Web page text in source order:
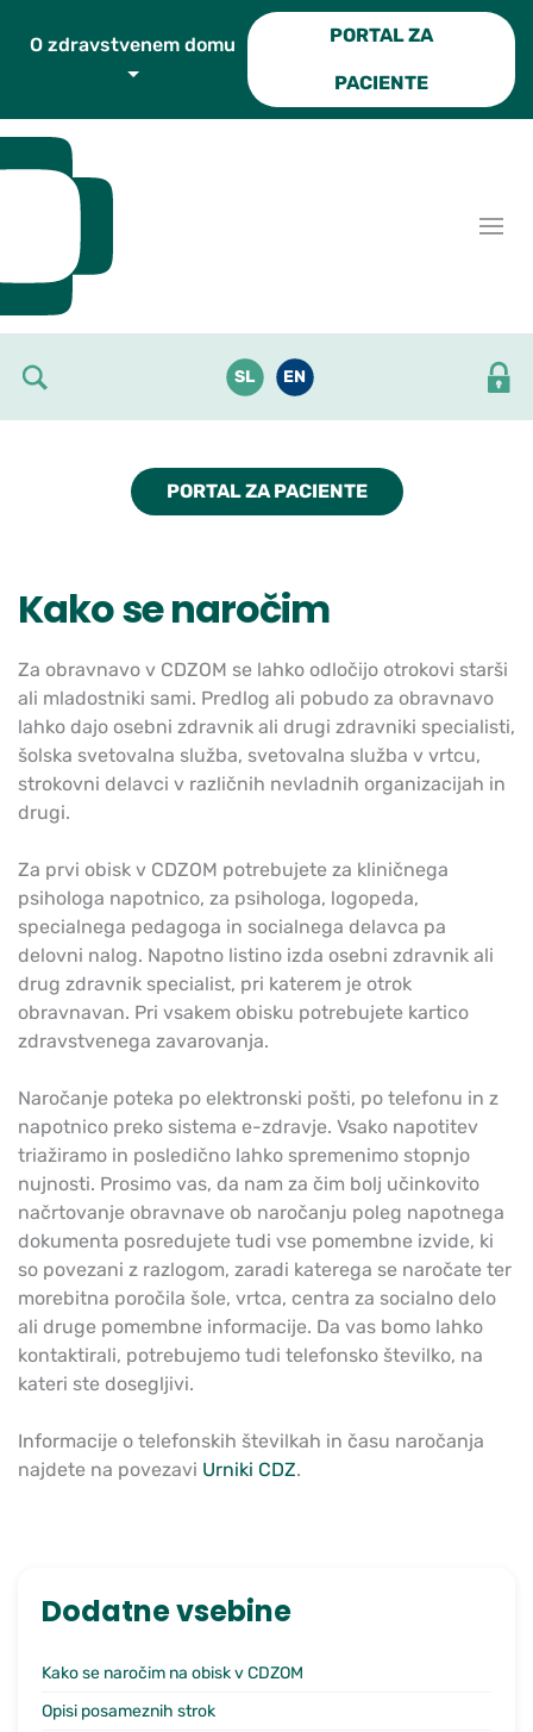
PORTAL ZA
PACIENTE
SL EN
PORTAL ZA PACIENTE
Dodatne vsebine
Kako se naročim na obisk v CDZOM
Opisi posameznih strok
Kako se naročim
Za obravnavo v CDZOM se lahko odločijo otrokovi starši
ali mladostniki sami. Predlog ali pobudo za obravnavo
lahko dajo osebni zdravnik ali drugi zdravniki specialisti,
šolska svetovalna služba, svetovalna služba v vrtcu,
strokovni delavci v različnih nevladnih organizacijah in
drugi.
Za prvi obisk v CDZOM potrebujete za kliničnega
psihologa napotnico, za psihologa, logopeda,
specialnega pedagoga in socialnega delavca pa
delovni nalog. Napotno listino izda osebni zdravnik ali
drug zdravnik specialist, pri katerem je otrok
obravnavan. Pri vsakem obisku potrebujete kartico
zdravstvenega zavarovanja.
Naročanje poteka po elektronski pošti, po telefonu in z
napotnico preko sistema e-zdravje. Vsako napotitev
triažiramo in posledično lahko spremenimo stopnjo
nujnosti. Prosimo vas, da nam za čim bolj učinkovito
načrtovanje obravnave ob naročanju poleg napotnega
dokumenta posredujete tudi vse pomembne izvide, ki
so povezani z razlogom, zaradi katerega se naročate ter
morebitna poročila šole, vrtca, centra za socialno delo
ali druge pomembne informacije. Da vas bomo lahko
kontaktirali, potrebujemo tudi telefonsko številko, na
kateri ste dosegljivi.
Informacije o telefonskih številkah in času naročanja
najdete na povezavi Urniki CDZ.